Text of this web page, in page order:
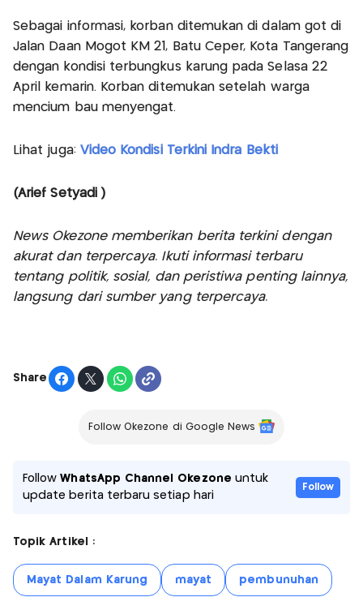
Sebagai informasi, korban ditemukan di dalam got di
Jalan Daan Mogot KM 21, Batu Ceper, Kota Tangerang
dengan kondisi terbungkus karung pada Selasa 22
April kemarin. Korban ditemukan setelah warga
mencium bau menyengat.
Lihat juga: Video Kondisi Terkini Indra Bekti
(Arief Setyadi )
News Okezone memberikan berita terkini dengan
akurat dan terpercaya. Ikuti informasi terbaru
tentang politik, sosial, dan peristiwa penting lainnya,
langsung dari sumber yang terpercaya.
Share
Follow Okezone di Google News
FollowWhatsApp Channel Okezone untuk
update berita terbaru setiap hari
Follow
Topik Artikel :
Mayat Dalam Karung mayat pembunuhan